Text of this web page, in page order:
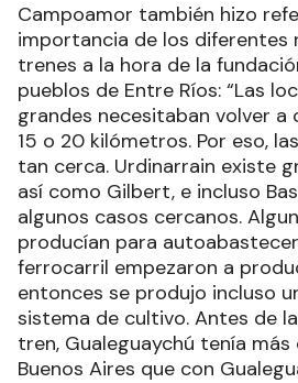
Campoamor también hizo
importancia de los diferentes
trenes a la hora de la
pueblos de Entre Ríos: “Las
grandes necesitaban volver a
15 o 20 kilómetros. Por eso,
tan cerca. Urdinarrain existe
así como Gilbert, e incluso
algunos casos cercanos.
producían para
ferrocarril empezaron a
entonces se produjo incluso
sistema de cultivo. Antes de
tren, Gualeguaychú tenía
Buenos Aires que con